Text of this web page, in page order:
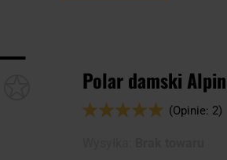
Polar damski
Ocena:
(Opinie: 2)